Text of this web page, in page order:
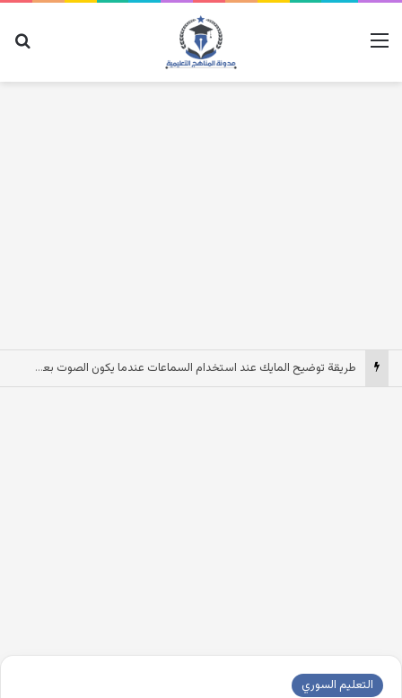
القائمة
طريقة توضيح المايك عند استخدام السماعات عندما يكون الصوت بعيد وقت المكالمات
التعليم السوري